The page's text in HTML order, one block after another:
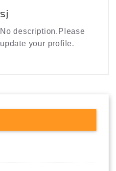
sj
No description.Please
update your profile.